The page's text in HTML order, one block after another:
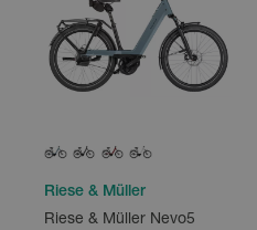
Riese & Müller
Riese & Müller Nevo5